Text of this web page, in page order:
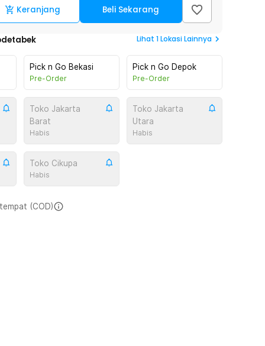
Keranjang Beli Sekarang
Lihat 1Lokasi Lainnya
Pick n Go Bekasi
Pre-Order
Pick n Go Depok
Pre-Order
Toko Jakarta
Barat
Habis
Toko Jakarta
Utara
Habis
Toko Cikupa
Habis
(COD)